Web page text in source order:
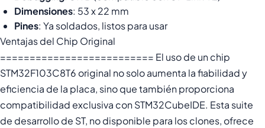
Dimensiones: 53 x 22 mm
Pines: Ya soldados, listos para usar
Ventajas del Chip Original
========================== El uso de un chip
STM32F103C8T6 original no solo aumenta la fiabilidad y
eficiencia de la placa, sino que también proporciona
compatibilidad exclusiva con STM32CubeIDE. Esta suite
de desarrollo de ST, no disponible para los clones, ofrece